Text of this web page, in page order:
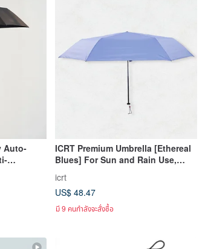
Auto-
and
ICRT Premium Umbrella [Ethereal
Blues] For Sun and Rain Use,
Protection
icrt
US$ 48.47
มี 9 คนกำลังจะสั่งซื้อ